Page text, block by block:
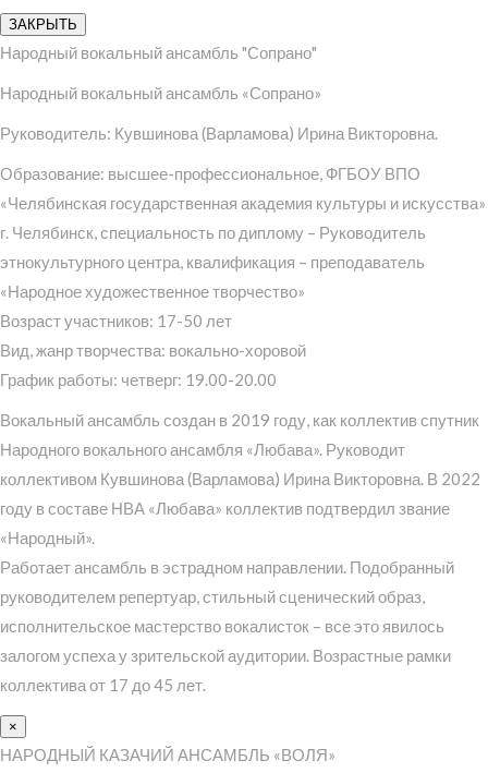
ЗАКРЫТЬ
Народный вокальный ансамбль "Сопрано"
Народный вокальный ансамбль «Сопрано»
Руководитель: Кувшинова (Варламова) Ирина Викторовна.
Образование: высшее-профессиональное, ФГБОУ ВПО
«Челябинская государственная академия культуры и искусства»
г. Челябинск, специальность по диплому – Руководитель
этнокультурного центра, квалификация – преподаватель
«Народное художественное творчество»
Возраст участников: 17-50 лет
Вид, жанр творчества: вокально-хоровой
График работы: четверг: 19.00-20.00
Вокальный ансамбль создан в 2019 году, как коллектив спутник
Народного вокального ансамбля «Любава». Руководит
коллективом Кувшинова (Варламова) Ирина Викторовна. В 2022
году в составе НВА «Любава» коллектив подтвердил звание
«Народный».
Работает ансамбль в эстрадном направлении. Подобранный
руководителем репертуар, стильный сценический образ,
исполнительское мастерство вокалисток – все это явилось
залогом успеха у зрительской аудитории. Возрастные рамки
коллектива от 17 до 45 лет.
×
НАРОДНЫЙ КАЗАЧИЙ АНСАМБЛЬ «ВОЛЯ»